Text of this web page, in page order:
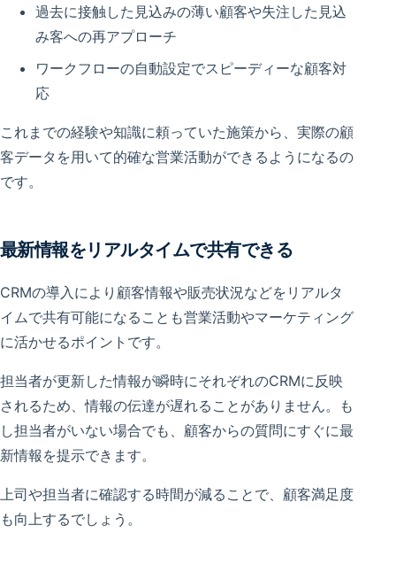
過去に接触した見込みの薄い顧客や失注した見込
み客への再アプローチ
ワークフローの自動設定でスピーディーな顧客対
応
これまでの経験や知識に頼っていた施策から、実際の顧
客データを用いて的確な営業活動ができるようになるの
です。
最新情報をリアルタイムで共有できる
CRMの導入により顧客情報や販売状況などをリアルタ
イムで共有可能になることも営業活動やマーケティング
に活かせるポイントです。
担当者が更新した情報が瞬時にそれぞれのCRMに反映
されるため、情報の伝達が遅れることがありません。も
し担当者がいない場合でも、顧客からの質問にすぐに最
新情報を提示できます。
上司や担当者に確認する時間が減ることで、顧客満足度
も向上するでしょう。